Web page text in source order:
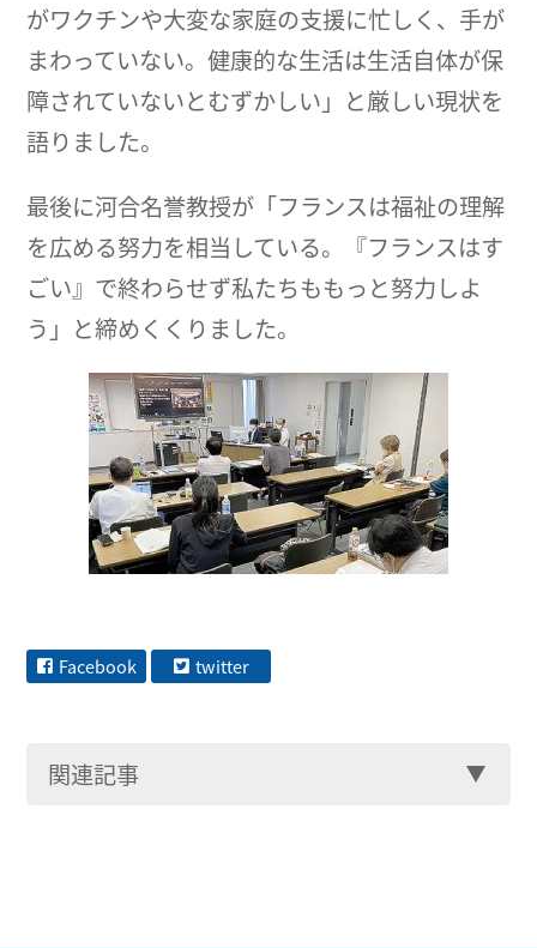
がワクチンや大変な家庭の支援に忙しく、手が
まわっていない。健康的な生活は生活自体が保
障されていないとむずかしい」と厳しい現状を
語りました。
最後に河合名誉教授が「フランスは福祉の理解
を広める努力を相当している。『フランスはす
ごい』で終わらせず私たちももっと努力しよ
う」と締めくくりました。
Facebook twitter
関連記事